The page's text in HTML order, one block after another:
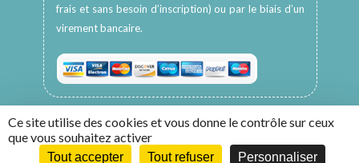
frais et sans besoin d’inscription) ou par le biais d’un
virement bancaire.
Ce site utilise des cookies et vous donne le contrôle sur ceux
que vous souhaitez activer
Tout accepter Tout refuser Personnaliser